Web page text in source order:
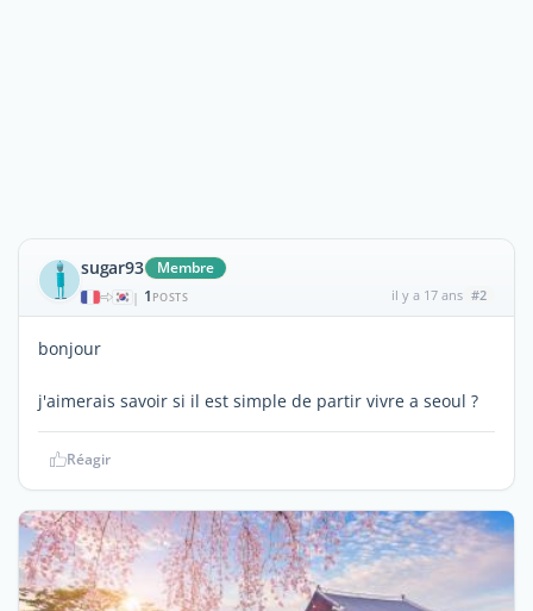
sugar93 Membre
| 1 POSTS il y a 17 ans #2
bonjour
j'aimerais savoir si il est simple de partir vivre a seoul ?
Réagir